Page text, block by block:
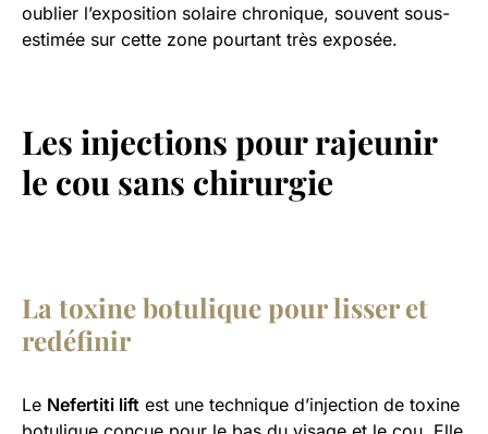
oublier l’exposition solaire chronique, souvent sous-
estimée sur cette zone pourtant très exposée.
Les injections pour rajeunir
le cou sans chirurgie
La toxine botulique pour lisser et
redéfinir
Le Nefertiti lift est une technique d’injection de toxine